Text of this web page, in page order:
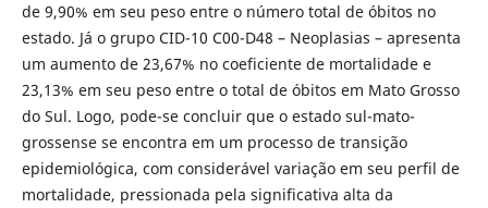
de 9,90% em seu peso entre o número total de óbitos no
estado. Já o grupo CID-10 C00-D48 – Neoplasias – apresenta
um aumento de 23,67% no coeficiente de mortalidade e
23,13% em seu peso entre o total de óbitos em Mato Grosso
do Sul. Logo, pode-se concluir que o estado sul-mato-
grossense se encontra em um processo de transição
epidemiológica, com considerável variação em seu perfil de
mortalidade, pressionada pela significativa alta da